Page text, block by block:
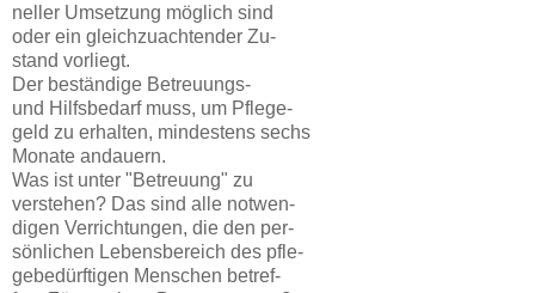
neller Umsetzung möglich sind
oder ein gleichzuachtender Zu-
stand vorliegt.
Der beständige Betreuungs-
und Hilfsbedarf muss, um Pflege-
geld zu erhalten, mindestens sechs
Monate andauern.
Was ist unter "Betreuung" zu
verstehen? Das sind alle notwen-
digen Verrichtungen, die den per-
sönlichen Lebensbereich des pfle-
gebedürftigen Menschen betref-